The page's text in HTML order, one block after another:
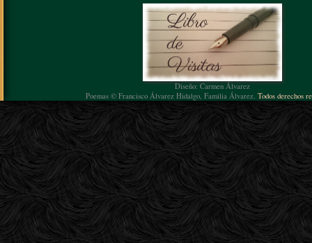
Diseño: Carmen Álvarez
Poemas © Francisco Álvarez Hidalgo, Familia Álvarez. Todos derechos